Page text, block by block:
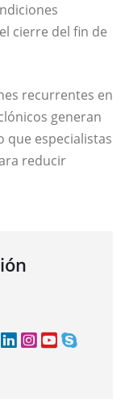
cierre del fin de
recurrentes en
generan
que especialistas
reducir